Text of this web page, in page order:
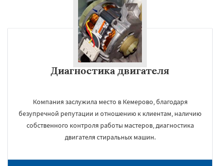
Диагностика двигателя
Компания заслужила место в Кемерово, благодаря
безупречной репутации и отношению к клиентам, наличию
собственного контроля работы мастеров, диагностика
двигателя стиральных машин.